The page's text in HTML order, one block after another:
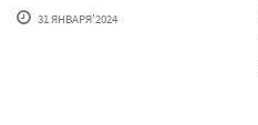
31 ЯНВАРЯ'2024